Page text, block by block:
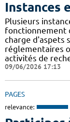
Instances
Plusieurs
fonctionnement
charge d'aspets
réglementaires
activités de
09/06/2026 17:13
PAGES
relevance: